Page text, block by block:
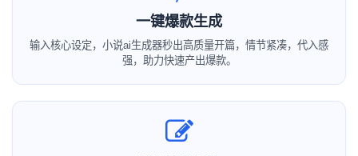
一键爆款生成
输入核心设定，小说ai生成器秒出高质量开篇，情节紧凑，代入感
强，助力快速产出爆款。